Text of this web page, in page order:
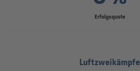
Erfolgsquote
Luftzweikämpfe